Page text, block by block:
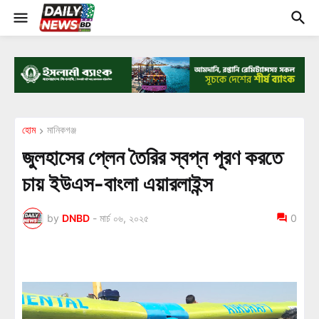
হোম মানিকগঞ্জ
জুলহাসের প্লেন তৈরির স্বপ্ন পূরণ করতে
চায় ইউএস-বাংলা এয়ারলাইন্স
by DNBD - মার্চ ০৬, ২০২৫ 0